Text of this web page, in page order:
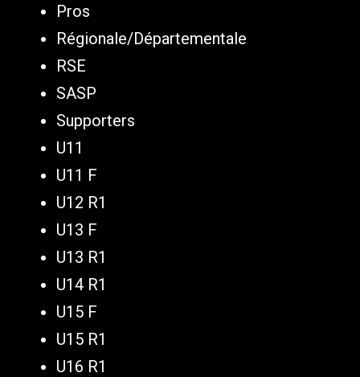
Pros
Régionale/Départementale
RSE
SASP
Supporters
U11
U11 F
U12 R1
U13 F
U13 R1
U14 R1
U15 F
U15 R1
U16 R1